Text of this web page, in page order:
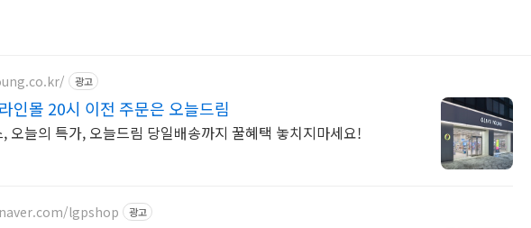
광고
인몰 20시 이전 주문은 오늘드림
오늘의 특가, 오늘드림 당일배송까지 꿀혜택 놓치지마세요!
lgpshop 광고